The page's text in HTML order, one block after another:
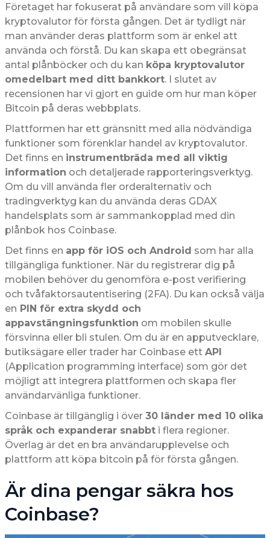
Företaget har fokuserat på användare som vill köpa
kryptovalutor för första gången. Det är tydligt när
man använder deras plattform som är enkel att
använda och förstå. Du kan skapa ett obegränsat
antal plånböcker och du kan köpa kryptovalutor
omedelbart med ditt bankkort. I slutet av
recensionen har vi gjort en guide om hur man köper
Bitcoin på deras webbplats.
Plattformen har ett gränsnitt med alla nödvändiga
funktioner som förenklar handel av kryptovalutor.
Det finns en instrumentbräda med all viktig
information och detaljerade rapporteringsverktyg.
Om du vill använda fler orderalternativ och
tradingverktyg kan du använda deras GDAX
handelsplats som är sammankopplad med din
plånbok hos Coinbase.
Det finns en app för iOS och Android som har alla
tillgängliga funktioner. När du registrerar dig på
mobilen behöver du genomföra e-post verifiering
och tvåfaktorsautentisering (2FA). Du kan också välja
en PIN för extra skydd och
appavstängningsfunktion om mobilen skulle
försvinna eller bli stulen. Om du är en apputvecklare,
butiksägare eller trader har Coinbase ett API
(Application programming interface) som gör det
möjligt att integrera plattformen och skapa fler
användarvänliga funktioner.
Coinbase är tillgänglig i över 30 länder med 10 olika
språk och expanderar snabbt i flera regioner.
Överlag är det en bra användarupplevelse och
plattform att köpa bitcoin på för första gången.
Är dina pengar säkra hos
Coinbase?